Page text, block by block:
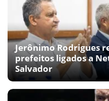
Jerônimo Rodrigues
prefeitos ligados a
Salvador